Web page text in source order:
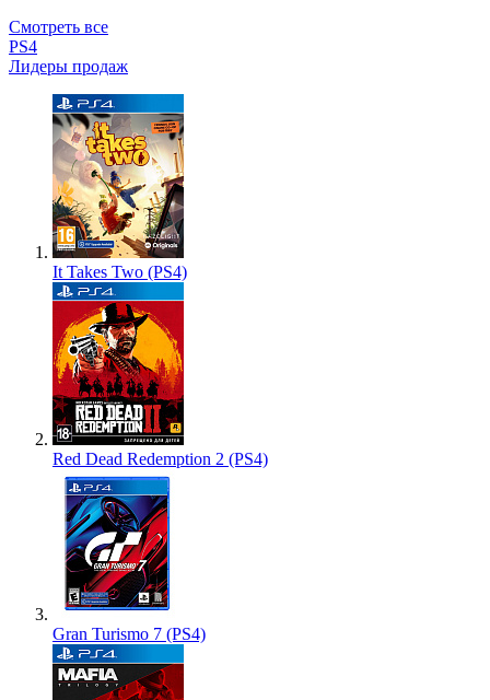
Смотреть все
PS4
Лидеры продаж
It Takes Two (PS4)
Red Dead Redemption 2 (PS4)
Gran Turismo 7 (PS4)